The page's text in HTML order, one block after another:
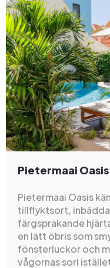
Pietermaai Oasis
Pietermaai Oasis
tillflyktsort,
färgsprakande
en lätt öbris som
fönsterluckor och
vågornas sorl